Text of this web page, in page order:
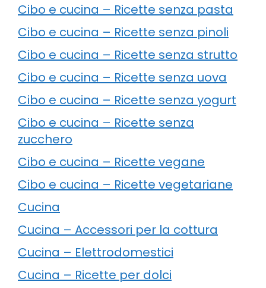
Cibo e cucina – Ricette senza pasta
Cibo e cucina – Ricette senza pinoli
Cibo e cucina – Ricette senza strutto
Cibo e cucina – Ricette senza uova
Cibo e cucina – Ricette senza yogurt
Cibo e cucina – Ricette senza
zucchero
Cibo e cucina – Ricette vegane
Cibo e cucina – Ricette vegetariane
Cucina
Cucina – Accessori per la cottura
Cucina – Elettrodomestici
Cucina – Ricette per dolci